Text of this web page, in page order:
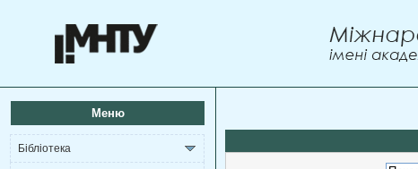
Меню
Бібліотека